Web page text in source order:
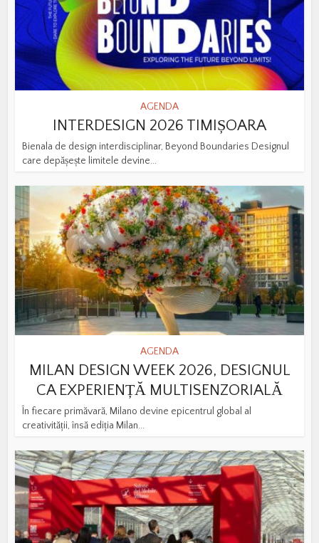
AGENDA
INTERDESIGN 2026 TIMIȘOARA
Bienala de design interdisciplinar, Beyond Boundaries Designul
care depășește limitele devine...
AGENDA
MILAN DESIGN WEEK 2026, DESIGNUL
CA EXPERIENȚĂ MULTISENZORIALĂ
În fiecare primăvară, Milano devine epicentrul global al
creativității, însă ediția Milan...